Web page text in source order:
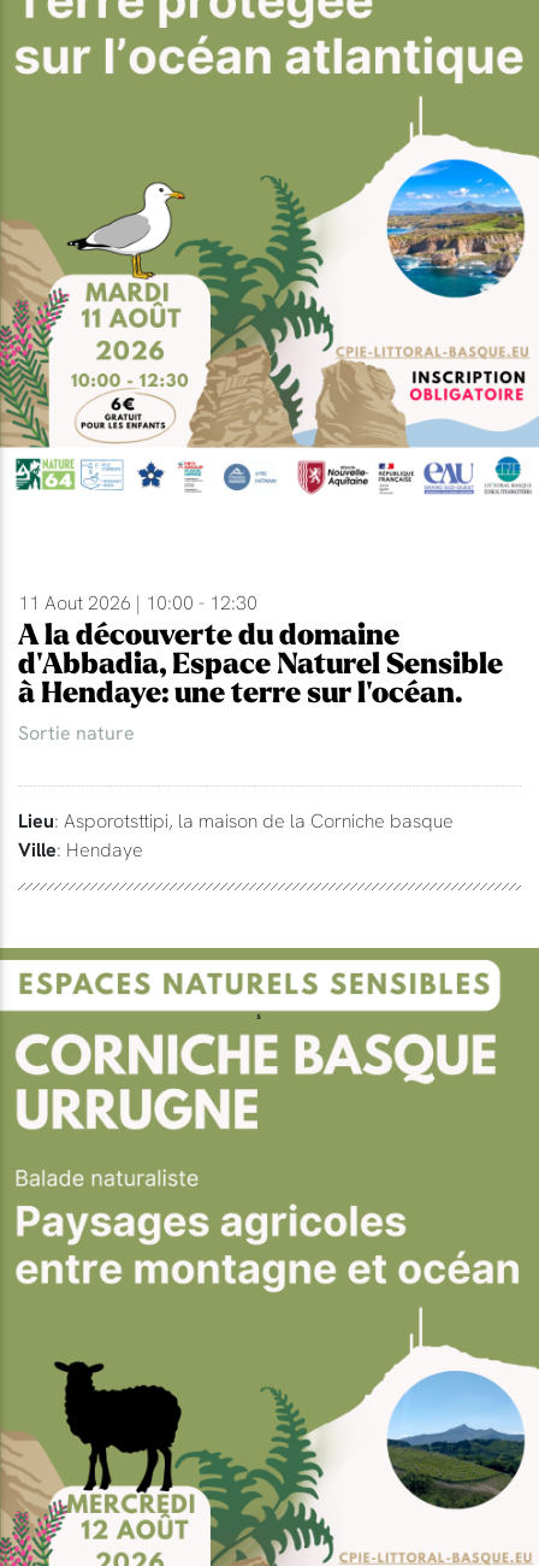
11 Aout 2026 | 10:00 - 12:30
A la découverte du domaine
d'Abbadia, Espace Naturel Sensible
à Hendaye: une terre sur l'océan.
Sortie nature
Lieu: Asporotsttipi, la maison de la Corniche basque
Ville: Hendaye